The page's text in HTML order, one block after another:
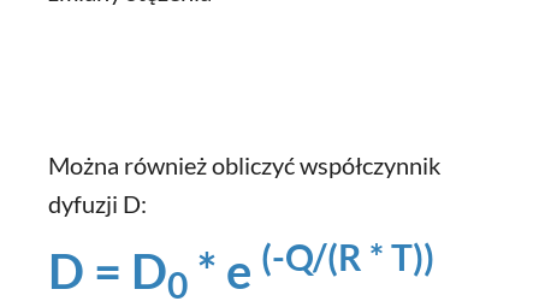
Można również obliczyć współczynnik
dyfuzji D:
D = D0 * e (-Q/(R * T))